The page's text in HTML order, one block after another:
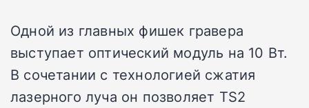
Одной из главных фишек гравера
выступает оптический модуль на 10 Вт.
В сочетании с технологией сжатия
лазерного луча он позволяет TS2